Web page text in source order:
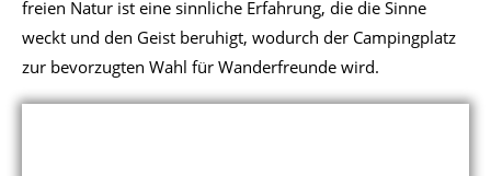
freien Natur ist eine sinnliche Erfahrung, die die Sinne
weckt und den Geist beruhigt, wodurch der Campingplatz
zur bevorzugten Wahl für Wanderfreunde wird.